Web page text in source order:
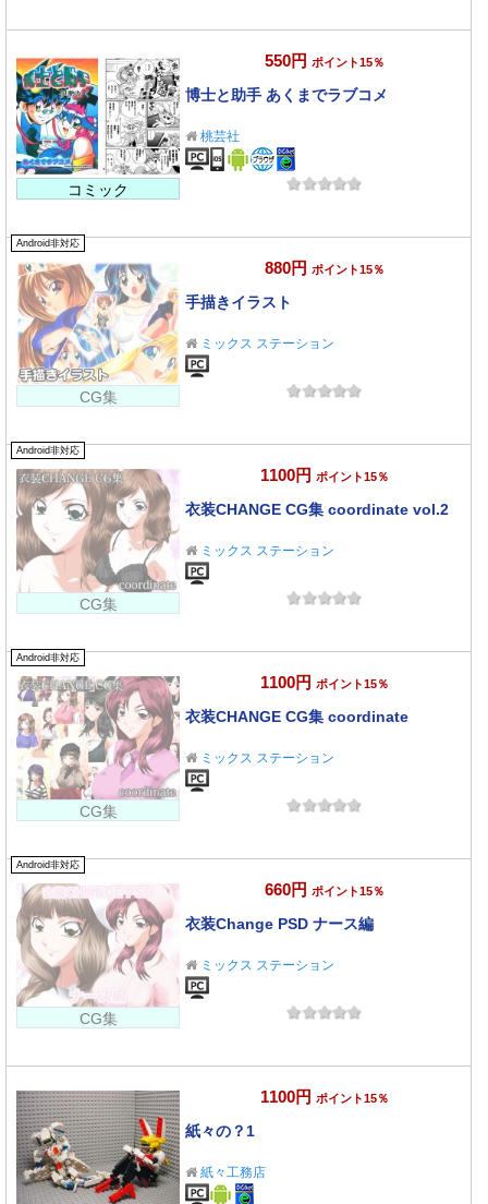
コミック
550円 ポイント15％
博士と助手 あくまでラブコメ
桃芸社
Android非対応
CG集
880円 ポイント15％
手描きイラスト
ミックス ステーション
Android非対応
CG集
1100円 ポイント15％
衣装CHANGE CG集 coordinate vol.2
ミックス ステーション
Android非対応
CG集
1100円 ポイント15％
衣装CHANGE CG集 coordinate
ミックス ステーション
Android非対応
CG集
660円 ポイント15％
衣装Change PSD ナース編
ミックス ステーション
1100円 ポイント15％
紙々の？1
紙々工務店